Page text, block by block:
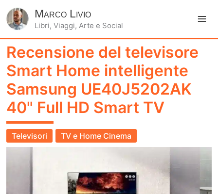
Marco Livio
Libri, Viaggi, Arte e Social
Recensione del televisore
Smart Home intelligente
Samsung UE40J5202AK
40" Full HD Smart TV
Televisori TV e Home Cinema